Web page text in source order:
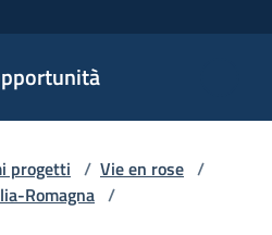
progetti / Vie en rose /
Romagna /